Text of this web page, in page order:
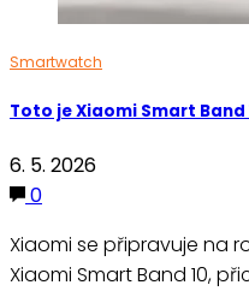
Smartwatch
Toto je Xiaomi Smart
6. 5. 2026
0
Xiaomi se připravuje na
Xiaomi Smart Band 10,